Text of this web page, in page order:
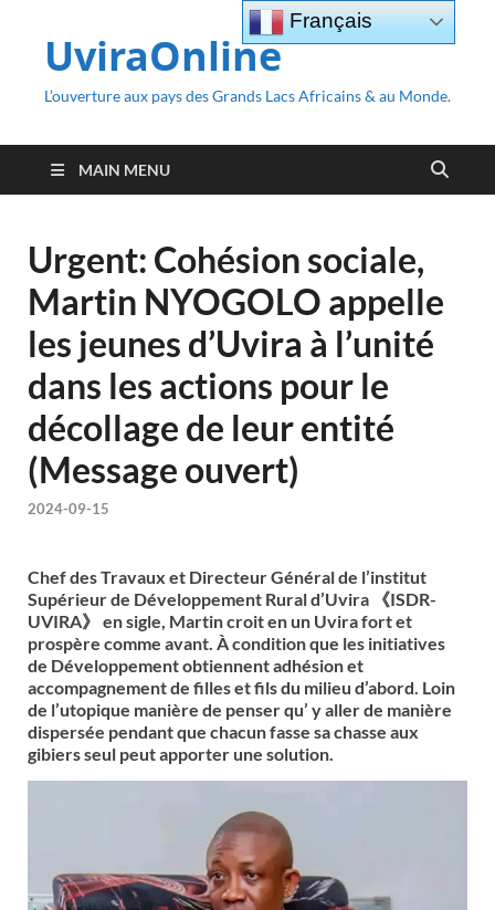
UviraOnline
L’ouverture aux pays des Grands Lacs Africains & au Monde.
MAIN MENU
Urgent: Cohésion sociale,
Martin NYOGOLO appelle
les jeunes d’Uvira à l’unité
dans les actions pour le
décollage de leur entité
(Message ouvert)
2024-09-15
Chef des Travaux et Directeur Général de l’institut
Supérieur de Développement Rural d’Uvira 《ISDR-
UVIRA》 en sigle, Martin croit en un Uvira fort et
prospère comme avant. À condition que les initiatives
de Développement obtiennent adhésion et
accompagnement de filles et fils du milieu d’abord. Loin
de l’utopique manière de penser qu’ y aller de manière
dispersée pendant que chacun fasse sa chasse aux
gibiers seul peut apporter une solution.
Français